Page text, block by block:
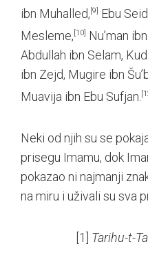
ibn Muhalled, [9]
Ebu
Mesleme, [10] Nuʼman
Abdullah ibn Selam,
ibn Zejd, Mugire ibn
Muavija ibn Ebu Sufjan.
Neki od njih su se
prisegu Imamu, dok
pokazao ni najmanji
na miru i uživali su sva
[1] Tarihu-t-